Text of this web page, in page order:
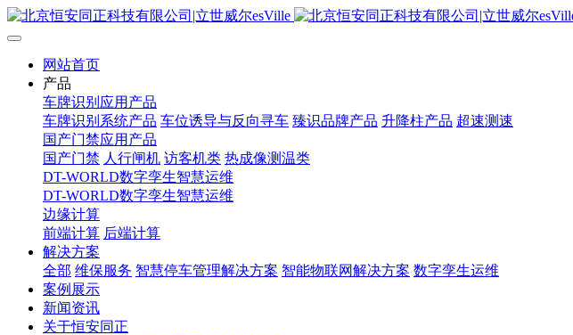
网站首页
产品
车牌识别应用产品
车牌识别系统产品 车位诱导与反向寻车 臻识品牌产品 升降柱产品 超速测速
国产门禁应用产品
国产门禁 人行闸机 访客机类 热成像测温类
DT-WORLD数字孪生智慧运维
DT-WORLD数字孪生智慧运维
边缘计算
前端计算 后端计算
解决方案
全部 维保服务 智慧停车管理解决方案 智能物联网解决方案 数字孪生运维
案例展示
新闻资讯
关于恒安同正